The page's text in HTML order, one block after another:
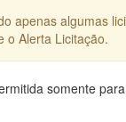
apenas algumas
o Alerta Licitação.
somente